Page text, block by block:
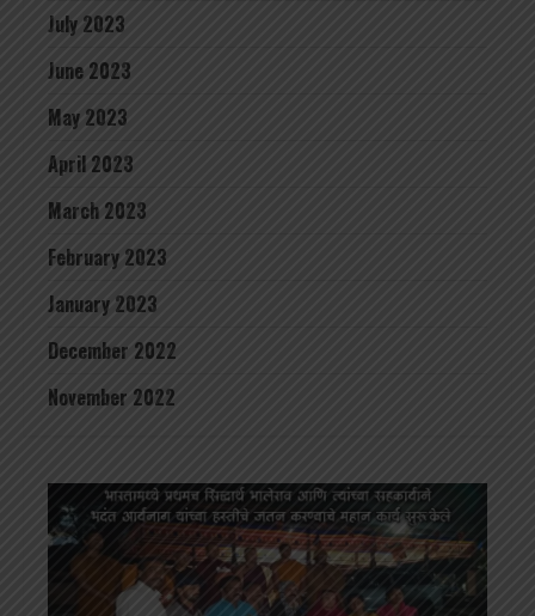
July 2023
June 2023
May 2023
April 2023
March 2023
February 2023
January 2023
December 2022
November 2022